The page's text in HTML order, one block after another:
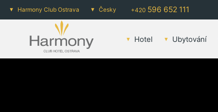
Harmony Club Ostrava Česky +420 596 652 111
Hotel Ubytování